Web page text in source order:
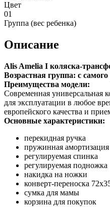
Цвет
01
Группа (вес ребенка)
Описание
Alis Amelia I коляска-
Возрастная группа: с
Преимущества модели:
Современная универсальная
для эксплуатации в любое
европейского качества и
Основные характеристики:
перекидная ручка
пружинная амортизация
регулируемая спинка
регулируемая подножка
накидка на ножки
конверт-переноска
сумка для мамы
корзина для покупок